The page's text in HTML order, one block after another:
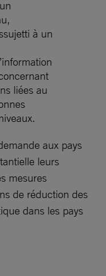
à un
liées au
aux pays
leurs
mesures
de réduction des
dans les pays